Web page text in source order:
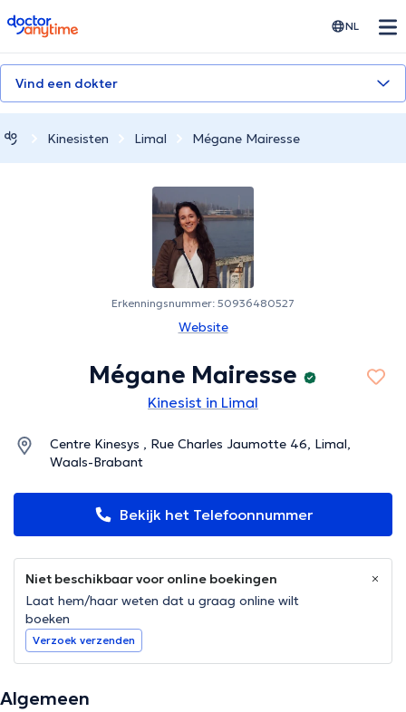
doctoranytime NL
Vind een dokter
Kinesisten Limal Mégane Mairesse
Erkenningsnummer: 50936480527
Website
Mégane Mairesse
Kinesist in Limal
Centre Kinesys , Rue Charles Jaumotte 46, Limal,
Waals-Brabant
Bekijk het Telefoonnummer
Niet beschikbaar voor online boekingen
Laat hem/haar weten dat u graag online wilt
boeken
Verzoek verzenden
Algemeen